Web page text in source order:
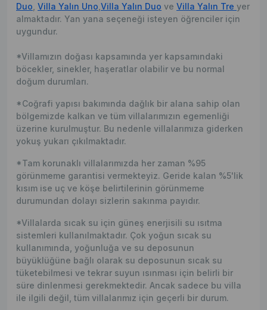
Duo Villa Yalın Uno Villa Yalın Duo ve Villa Yalın Tre yer
almaktadır. Yan yana seçeneği isteyen öğrenciler için
uygundur.
*Villamızın doğası kapsamında yer kapsamındaki
böcekler, sinekler, haşeratlar olabilir ve bu normal
doğum durumları.
*Coğrafi yapısı bakımında dağlık bir alana sahip olan
bölgemizde kalkan ve tüm villalarımızın egemenliği
üzerine kurulmuştur. Bu nedenle villalarımıza giderken
yokuş yukarı çıkılmaktadır.
*Tam korunaklı villalarımızda her zaman %95
görünmeme garantisi vermekteyiz. Geride kalan %5'lik
kısım ise uç ve köşe belirtilerinin görünmeme
durumundan dolayı sizlerin sakınma payıdır.
*Villalarda sıcak su için güneş enerjisili su ısıtma
sistemleri kullanılmaktadır. Çok yoğun sıcak su
kullanımında, yoğunluğa ve su deposunun
büyüklüğüne bağlı olarak su deposunun sıcak su
tüketebilmesi ve tekrar suyun ısınması için belirli bir
süre dinlenmesi gerekmektedir. Ancak sadece bu villa
ile ilgili değil, tüm villalarımız için geçerli bir durum.